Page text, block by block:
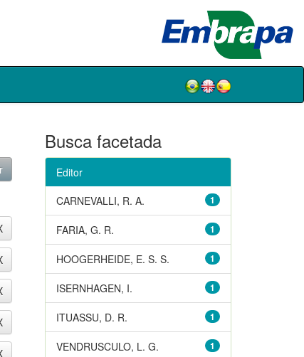
Busca facetada
Editor
1
CARNEVALLI, R. A.
1
FARIA, G. R.
1
HOOGERHEIDE, E. S. S.
1
ISERNHAGEN, I.
1
ITUASSU, D. R.
1
VENDRUSCULO, L. G.